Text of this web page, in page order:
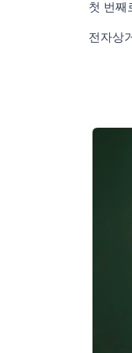
첫 번째
전자상